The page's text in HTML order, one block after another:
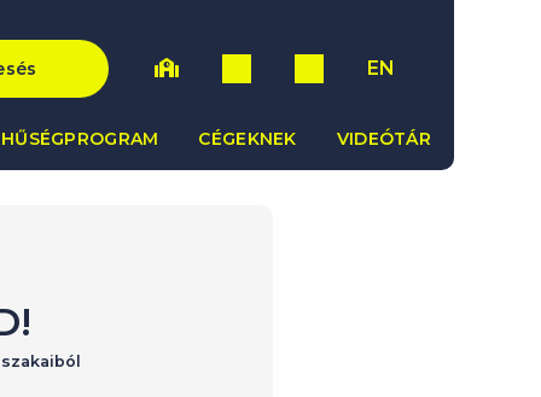
EN
HŰSÉGPROGRAM CÉGEKNEK VIDEÓTÁR